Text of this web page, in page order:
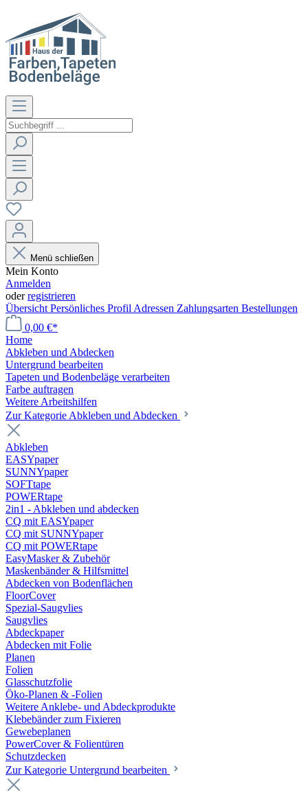
Menü schließen
Mein Konto
Anmelden
oderregistrieren
Übersicht Persönliches Profil Adressen Zahlungsarten Bestellungen
0,00 €*
Home
Abkleben und Abdecken
Untergrund bearbeiten
Tapeten und Bodenbeläge verarbeiten
Farbe auftragen
Weitere Arbeitshilfen
Zur Kategorie Abkleben und Abdecken
Abkleben
EASYpaper
SUNNYpaper
SOFTtape
POWERtape
2in1 - Abkleben und abdecken
CQ mit EASYpaper
CQ mit SUNNYpaper
CQ mit POWERtape
EasyMasker & Zubehör
Maskenbänder & Hilfsmittel
Abdecken von Bodenflächen
FloorCover
Spezial-Saugvlies
Saugvlies
Abdeckpaper
Abdecken mit Folie
Planen
Folien
Glasschutzfolie
Öko-Planen & -Folien
Weitere Anklebe- und Abdeckprodukte
Klebebänder zum Fixieren
Gewebeplanen
PowerCover & Folientüren
Schutzdecken
Zur Kategorie Untergrund bearbeiten